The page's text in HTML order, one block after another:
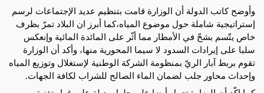
وأوضح كاتب الدولة أن الوزارة قامت بتنظيم عديد الإجتماعات لرسم
إستراتيجية شاملة حول موضوع المياه،كما أبرز ان البلاد تمرّ بظرف
خاص يتّسم بشحّ في الأمطار مما أثّر على المائدة المائية وإنعكس
سلبا على إيرادات السدود لا سيما المحورية منها، وأكد أن الوزارة
تقوم بربط آبار الريّ بمنظومة الشركة الوطنية لإستغلال وتوزيع المياه
وإحداث محاور جلب لضمان الماء الصالح للشراب لكافة الجهات.